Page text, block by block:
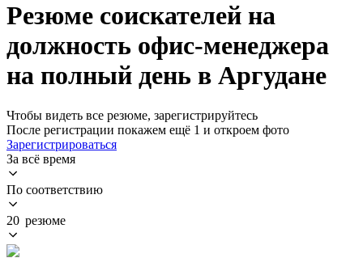
Резюме соискателей на
должность офис-менеджера
на полный день в Аргудане
Чтобы видеть все резюме, зарегистрируйтесь
После регистрации покажем ещё 1 и откроем фото
Зарегистрироваться
За всё время
По соответствию
20 резюме